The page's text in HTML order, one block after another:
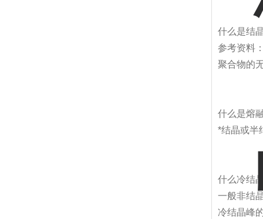
什么是结
参考资料
聚合物的
什么是熔
*结晶或半
什么冷结
一般非结
冷结晶峰